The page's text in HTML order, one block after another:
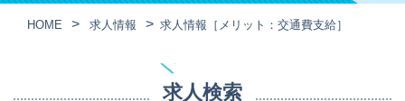
HOME 求人情報 求人情報［メリット：交通費支給］
求人検索